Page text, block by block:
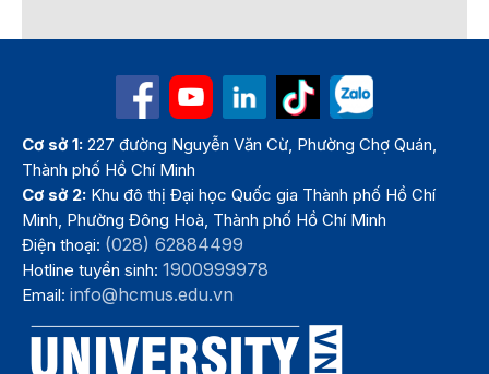
Cơ sở 1: 227 đường Nguyễn Văn Cừ, Phường Chợ Quán,
Thành phố Hồ Chí Minh
Cơ sở 2: Khu đô thị Đại học Quốc gia Thành phố Hồ Chí
Minh, Phường Đông Hoà, Thành phố Hồ Chí Minh
Điện thoại: (028) 62884499
Hotline tuyển sinh:1900999978
Email:info@hcmus.edu.vn